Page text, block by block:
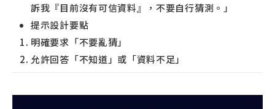
訴我『目前沒有可信資料』，不要自行猜測。」
提示設計要點
明確要求「不要亂猜」
允許回答「不知道」或「資料不足」